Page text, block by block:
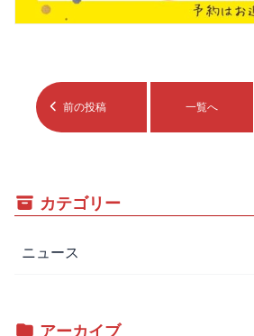
前の投稿 一覧へ
カテゴリー
ニュース
アーカイブ